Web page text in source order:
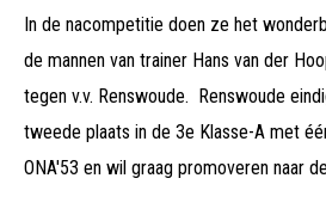
In de nacompetitie doen ze het
de mannen van trainer Hans van der
tegen v.v. Renswoude. Renswoude
tweede plaats in de 3e Klasse-A met
ONA'53 en wil graag promoveren naar